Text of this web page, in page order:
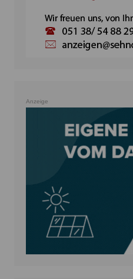
Anzeige